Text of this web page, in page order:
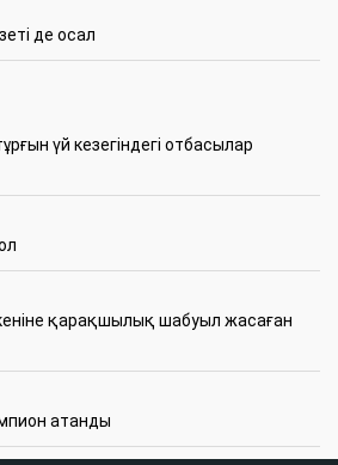
де осал
үй кезегіндегі отбасылар
қарақшылық шабуыл жасаған
атанды